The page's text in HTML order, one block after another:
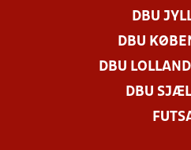
DBU
DBU
DBU
DBU